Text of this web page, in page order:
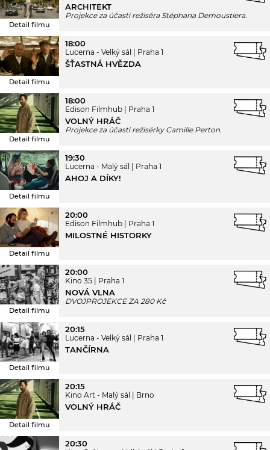
Detail filmu
ARCHITEKT
Projekce za účasti režiséra Stéphana Demoustiera.
Detail filmu
18:00
Lucerna - Velký sál Praha 1
ŠŤASTNÁ HVĚZDA
Detail filmu
18:00
Edison Filmhub Praha 1
VOLNÝ HRÁČ
Projekce za účasti režisérky Camille Perton.
Detail filmu
19:30
Lucerna - Malý sál Praha 1
AHOJ A DÍKY!
Detail filmu
20:00
Edison Filmhub Praha 1
MILOSTNÉ HISTORKY
Detail filmu
20:00
Kino 35 Praha 1
NOVÁ VLNA
DVOJPROJEKCE ZA 280 Kč
Detail filmu
20:15
Lucerna - Velký sál Praha 1
TANČÍRNA
Detail filmu
20:15
Kino Art - Malý sál Brno
VOLNÝ HRÁČ
20:30